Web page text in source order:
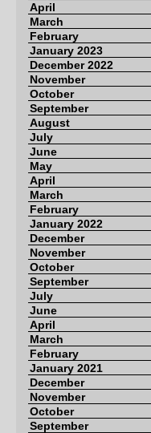
April
March
February
January 2023
December 2022
November
October
September
August
July
June
May
April
March
February
January 2022
December
November
October
September
July
June
April
March
February
January 2021
December
November
October
September